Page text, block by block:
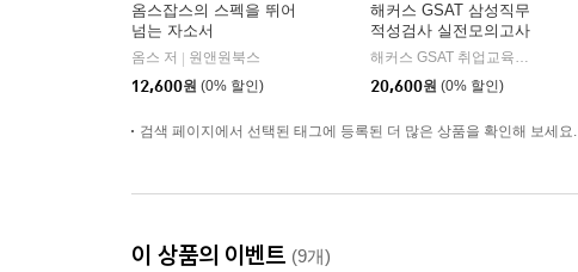
옴스잡스의 스펙을 뛰어
넘는 자소서
옴스 저
원앤원북스
12,600원 (0% 할인)
해커스 GSAT 삼성직무
적성검사 실전모의고사
해커스 GSAT 취업교육연구소 저
20,600원 (0% 할인)
검색 페이지에서 선택된 태그에 등록된 더 많은 상품을 확인해 보세요.
이 상품의 이벤트 (9개)